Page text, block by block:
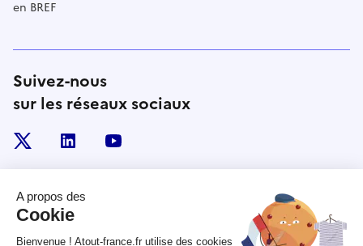
en BREF
Suivez-nous
sur les réseaux sociaux
linkedin
RÉPUBLIQUE